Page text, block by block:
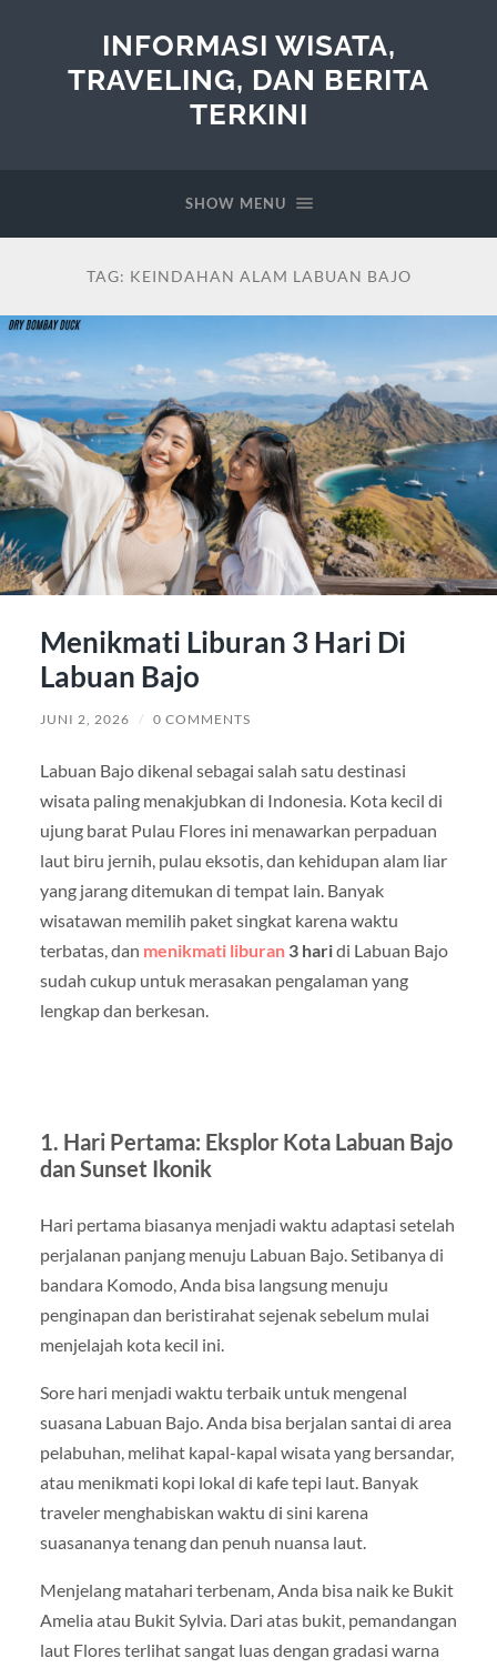
INFORMASI WISATA,
TRAVELING, DAN BERITA
TERKINI
SHOW MENU
TAG: KEINDAHAN ALAM LABUAN BAJO
Menikmati Liburan 3 Hari Di
Labuan Bajo
JUNI 2, 2026 / 0 COMMENTS
Labuan Bajo dikenal sebagai salah satu destinasi
wisata paling menakjubkan di Indonesia. Kota kecil di
ujung barat Pulau Flores ini menawarkan perpaduan
laut biru jernih, pulau eksotis, dan kehidupan alam liar
yang jarang ditemukan di tempat lain. Banyak
wisatawan memilih paket singkat karena waktu
terbatas, dan menikmati liburan3 haridi Labuan Bajo
sudah cukup untuk merasakan pengalaman yang
lengkap dan berkesan.
1. Hari Pertama: Eksplor Kota Labuan Bajo
dan Sunset Ikonik
Hari pertama biasanya menjadi waktu adaptasi setelah
perjalanan panjang menuju Labuan Bajo. Setibanya di
bandara Komodo, Anda bisa langsung menuju
penginapan dan beristirahat sejenak sebelum mulai
menjelajah kota kecil ini.
Sore hari menjadi waktu terbaik untuk mengenal
suasana Labuan Bajo. Anda bisa berjalan santai di area
pelabuhan, melihat kapal-kapal wisata yang bersandar,
atau menikmati kopi lokal di kafe tepi laut. Banyak
traveler menghabiskan waktu di sini karena
suasananya tenang dan penuh nuansa laut.
Menjelang matahari terbenam, Anda bisa naik ke Bukit
Amelia atau Bukit Sylvia. Dari atas bukit, pemandangan
laut Flores terlihat sangat luas dengan gradasi warna